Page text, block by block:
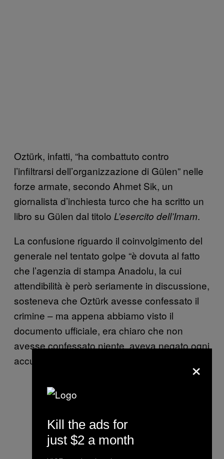
Oztürk, infatti, “ha combattuto contro
l’infiltrarsi dell’organizzazione di Gülen” nelle
forze armate, secondo Ahmet Sik, un
giornalista d’inchiesta turco che ha scritto un
libro su Gülen dal titolo L’esercito dell’Imam.
La confusione riguardo il coinvolgimento del
generale nel tentato golpe “è dovuta al fatto
che l’agenzia di stampa Anadolu, la cui
attendibilità è però seriamente in discussione,
sosteneva che Oztürk avesse confessato il
crimine – ma appena abbiamo visto il
documento ufficiale, era chiaro che non
avesse confessato niente, aveva negato ogni
accusa,” spiega Sik.
×
Kill the ads for
just $2 a month